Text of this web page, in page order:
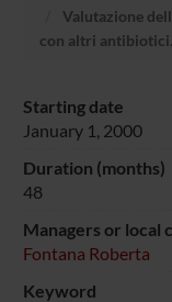
Valutazione
con altri antibiotici.
Starting date
January 1, 2000
Duration (months)
48
Managers or local
Fontana Roberta
Keyword